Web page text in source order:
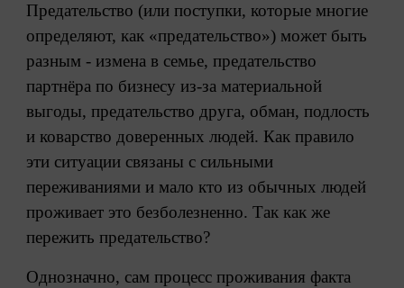
Предательство (или поступки, которые многие
определяют, как «предательство») может быть
разным - измена в семье, предательство
партнёра по бизнесу из-за материальной
выгоды, предательство друга, обман, подлость
и коварство доверенных людей. Как правило
эти ситуации связаны с сильными
переживаниями и мало кто из обычных людей
проживает это безболезненно. Так как же
пережить предательство?
Однозначно, сам процесс проживания факта